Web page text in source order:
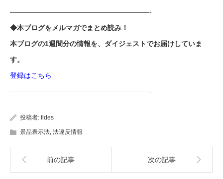
————————————————————-
◆本ブログをメルマガでまとめ読み！
本ブログの1週間分の情報を、ダイジェストでお届けしていま
す。
登録はこちら
————————————————————-
投稿者: fides
景品表示法, 法違反情報
前の記事 次の記事